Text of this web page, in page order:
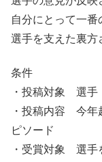
自分にとって一番
選手を支えた裏方
条件
・投稿対象 選手
・投稿内容 今年
ピソード
・受賞対象 選手